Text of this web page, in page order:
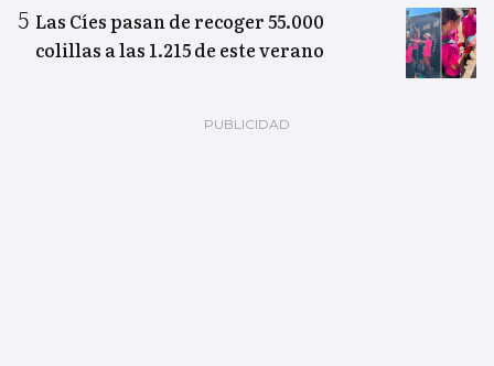
Las Cíes pasan de recoger 55.000
colillas a las 1.215 de este verano